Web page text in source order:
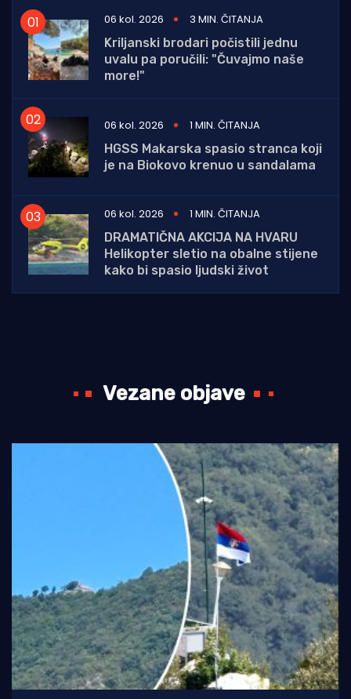
06 kol. 2026
3 MIN. ČITANJA
Kriljanski brodari počistili jednu
uvalu pa poručili: "Čuvajmo naše
more!"
06 kol. 2026
1 MIN. ČITANJA
HGSS Makarska spasio stranca koji
je na Biokovo krenuo u sandalama
06 kol. 2026
1 MIN. ČITANJA
DRAMATIČNA AKCIJA NA HVARU
Helikopter sletio na obalne stijene
kako bi spasio ljudski život
Vezane objave